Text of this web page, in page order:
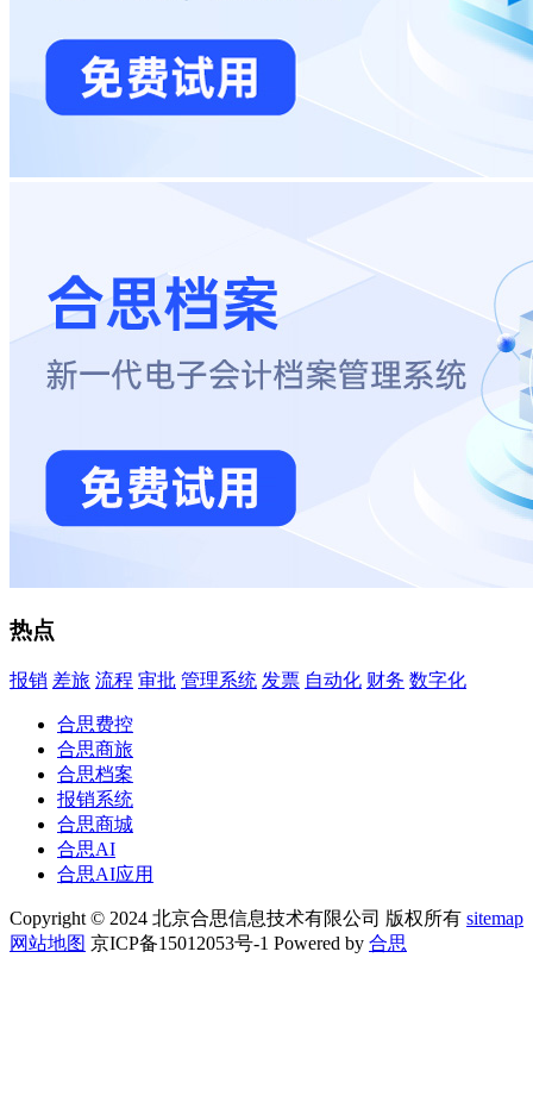
热点
报销 差旅 流程 审批 管理系统 发票 自动化 财务 数字化
合思费控
合思商旅
合思档案
报销系统
合思商城
合思AI
合思AI应用
Copyright © 2024 北京合思信息技术有限公司 版权所有 sitemap
网站地图 京ICP备15012053号-1 Powered by 合思